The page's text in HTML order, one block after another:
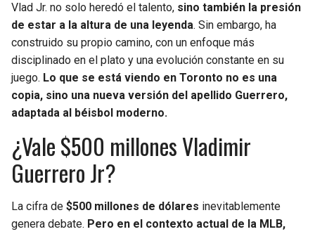
Vlad Jr. no solo heredó el talento, sino también la presión
de estar a la altura de una leyenda. Sin embargo, ha
construido su propio camino, con un enfoque más
disciplinado en el plato y una evolución constante en su
juego. Lo que se está viendo en Toronto no es una
copia, sino una nueva versión del apellido Guerrero,
adaptada al béisbol moderno.
¿Vale $500 millones Vladimir
Guerrero Jr?
La cifra de $500 millones de dólares inevitablemente
genera debate. Pero en el contexto actual de la MLB,